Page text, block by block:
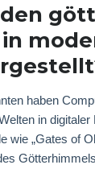
haben
in digitaler
wie „Gates of